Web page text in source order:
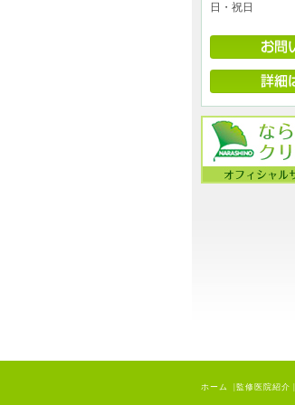
日・祝日
ホーム 監修医院紹介